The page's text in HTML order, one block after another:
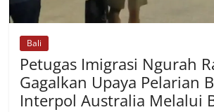
Bali
Petugas Imigrasi Ngurah
Gagalkan Upaya Pelarian
Interpol Australia Melalui